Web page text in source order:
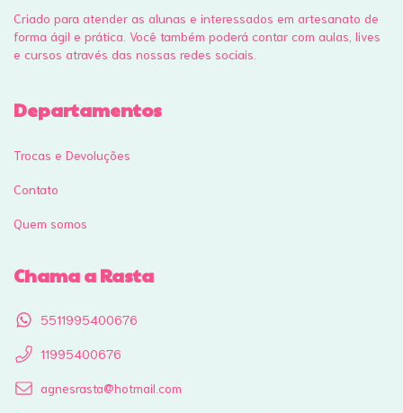
Criado para atender as alunas e interessados em artesanato de
forma ágil e prática. Você também poderá contar com aulas, lives
e cursos através das nossas redes sociais.
Departamentos
Trocas e Devoluções
Contato
Quem somos
Chama a Rasta
5511995400676
11995400676
agnesrasta@hotmail.com